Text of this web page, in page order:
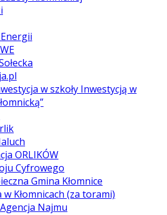
w szkoły Inwestycją w
ORLIKÓW
Cyfrowego
Gmina Kłomnice
w Kłomnicach (za torami)
Najmu